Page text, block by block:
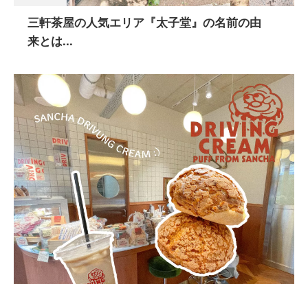
三軒茶屋の人気エリア『太子堂』の名前の由
来とは...